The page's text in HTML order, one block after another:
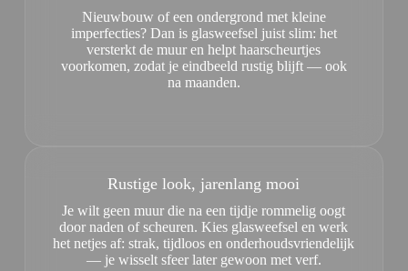
Nieuwbouw of een ondergrond met kleine
imperfecties? Dan is glasweefsel juist slim: het
versterkt de muur en helpt haarscheurtjes
voorkomen, zodat je eindbeeld rustig blijft — ook
na maanden.
Rustige look, jarenlang mooi
Je wilt geen muur die na een tijdje rommelig oogt
door naden of scheuren. Kies glasweefsel en werk
het netjes af: strak, tijdloos en onderhoudsvriendelijk
— je wisselt sfeer later gewoon met verf.